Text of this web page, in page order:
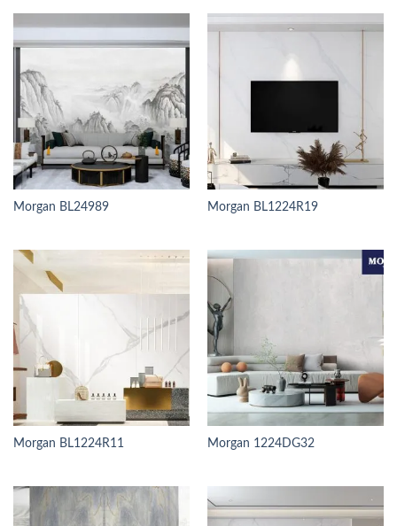
Morgan BL24989 Morgan BL1224R19
Morgan BL1224R11 Morgan 1224DG32